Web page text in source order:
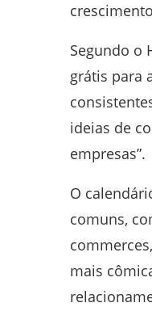
Segundo o
grátis para
ideias de
empresas”.
O
comuns,
mais